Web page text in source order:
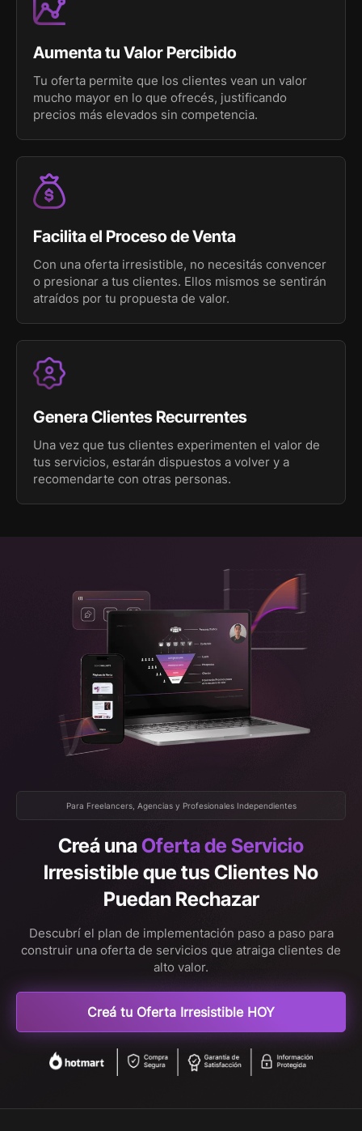
Aumenta tu Valor Percibido
Tu oferta permite que los clientes vean un valor
mucho mayor en lo que ofrecés, justificando
precios más elevados sin competencia.
Facilita el Proceso de Venta
Con una oferta irresistible, no necesitás convencer
o presionar a tus clientes. Ellos mismos se sentirán
atraídos por tu propuesta de valor.
Genera Clientes Recurrentes
Una vez que tus clientes experimenten el valor de
tus servicios, estarán dispuestos a volver y a
recomendarte con otras personas.
Para Freelancers, Agencias y Profesionales Independientes
Creá unaOferta de Servicio
Irresistible que tus Clientes No
Puedan Rechazar
Descubrí el plan de implementación paso a paso para
construir una oferta de servicios que atraiga clientes de
alto valor.
Creá tu Oferta Irresistible HOY